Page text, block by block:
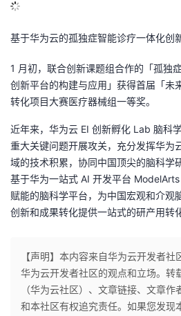
基于华为云的孤独症智能诊疗一体化创
1 月初，联合创新课题组合作的「孤独
创新平台的构建与应用」获得首届「未
转化项目大赛医疗器械组一等奖。
近年来，华为云 EI 创新孵化 Lab 脑科
重大关键问题开展攻关，充分发挥华为
域的技术积累，协同中国顶尖的脑科学
基于华为一站式 AI 开发平台
赋能的脑科学平台，为中国宏观和介观
创新和成果转化提供一站式的研产用转
【声明】本内容来自华为云开发者
华为云开发者社区的观点和立场。转
（华为云社区）、文章链接、文章
和本社区有权追究责任。如果您发现